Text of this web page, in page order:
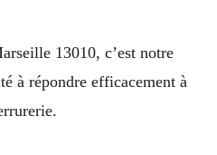
13010, c’est notre
à répondre efficacement à